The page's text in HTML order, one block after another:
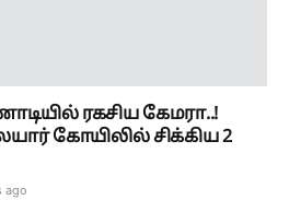
ரகசிய கேமரா..!
கோயிலில் சிக்கிய 2
ago